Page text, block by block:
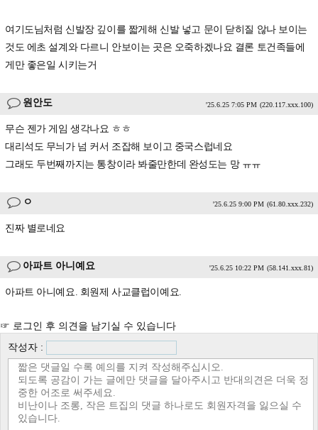
여기도님처럼 신발장 깊이를 짧게해 신발 넣고 문이 닫히질 않나 보이는
것도 에초 설계와 다르니 안보이는 곳은 오죽하겠나요 결론 토건족들에
게만 좋은일 시키는거
원안도 '25.6.25 7:05 PM (220.117.xxx.100)
무슨 젠가 게임 생각나요 ㅎㅎ
대리석도 무늬가 넘 커서 조잡해 보이고 중국스럽네요
그래도 두번째까지는 통창이라 봐줄만한데 완성도는 망 ㅠㅠ
ㅇ '25.6.25 9:00 PM (61.80.xxx.232)
진짜 별로네요
아파트 아니예요 '25.6.25 10:22 PM (58.141.xxx.81)
아파트 아니예요. 회원제 사교클럽이예요.
☞ 로그인 후 의견을 남기실 수 있습니다
작성자 :